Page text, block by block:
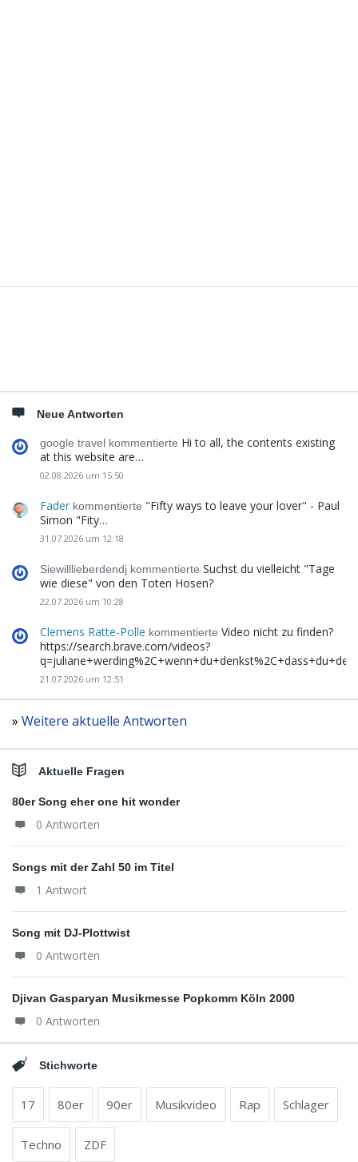
Neue Antworten
google travel kommentierte Hi to all, the contents existing
at this website are…
02.08.2026 um 15:50
Fader kommentierte "Fifty ways to leave your lover" - Paul
Simon "Fity…
31.07.2026 um 12:18
Siewilllieberdendj kommentierte Suchst du vielleicht "Tage
wie diese" von den Toten Hosen?
22.07.2026 um 10:28
Clemens Ratte-Polle kommentierte Video nicht zu finden?
https://search.brave.com/videos?
21.07.2026 um 12:51
» Weitere aktuelle Antworten
Aktuelle Fragen
80er Song eher one hit wonder
0 Antworten
Songs mit der Zahl 50 im Titel
1 Antwort
Song mit DJ-Plottwist
0 Antworten
Djivan Gasparyan Musikmesse Popkomm Köln 2000
0 Antworten
Stichworte
17 80er 90er Musikvideo Rap Schlager
Techno ZDF